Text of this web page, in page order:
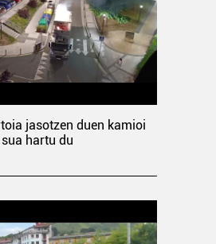
jasotzen duen kamioi
hartu du